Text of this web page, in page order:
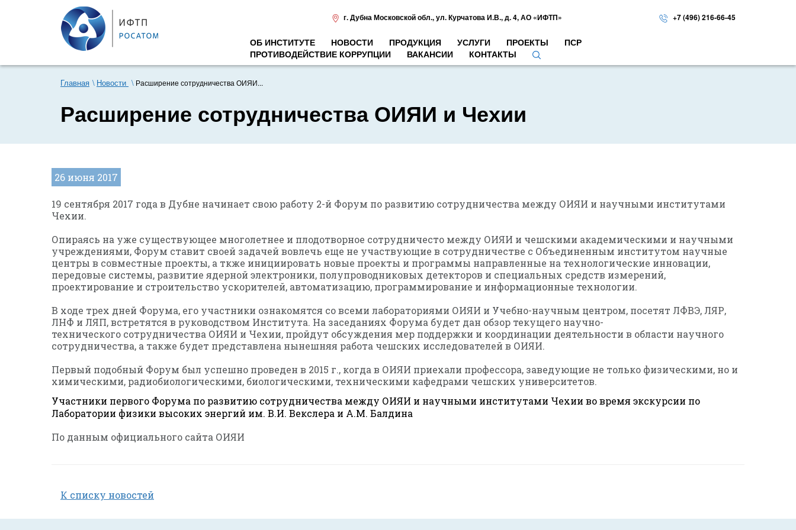
г. Дубна Московской обл.,ул. Курчатова И.В., д. 4,АО «ИФТП» +7 (496) 216-66-45
ОБ ИНСТИТУТЕ НОВОСТИ ПРОДУКЦИЯ УСЛУГИ ПРОЕКТЫ
ПСР
ПРОТИВОДЕЙСТВИЕ КОРРУПЦИИ
ВАКАНСИИ КОНТАКТЫ
Главная Новости Расширение сотрудничества ОИЯИ...
Расширение сотрудничества ОИЯИ и Чехии
26 июня 2017
19 сентября 2017 года в Дубне начинает свою работу 2-й Форум по развитию сотрудничества между ОИЯИ и научными институтами
Чехии.
Опираясь на уже существующее многолетнее и плодотворное сотрудничесто между ОИЯИ и чешскими академическими и научными
учреждениями, Форум ставит своей задачей вовлечь еще не участвующие в сотрудничестве с Объединенным институтом научные
центры в совместные проекты, а ткже инициировать новые проекты и программы направленные на технологические инновации,
передовые системы, развитие ядерной электроники, полупроводниковых детекторов и специальных средств измерений,
проектирование и строительство ускорителей, автоматизацию, программирование и информационные технологии.
В ходе трех дней Форума, его участники ознакомятся со всеми лабораториями ОИЯИ и Учебно-научным центром, посетят ЛФВЭ, ЛЯР,
ЛНФ и ЛЯП, встретятся в руководством Института. На заседаниях Форума будет дан обзор текущего научно-
технического сотрудничества ОИЯИ и Чехии, пройдут обсуждения мер поддержки и координации деятельности в области научного
сотрудничества, а также будет представлена нынешняя работа чешских исследователей в ОИЯИ.
Первый подобный Форум был успешно проведен в 2015 г., когда в ОИЯИ приехали профессора, заведующие не только физическими, но и
химическими, радиобиологическими, биологическими, техническими кафедрами чешских университетов.
Участники первого Форума по развитию сотрудничества между ОИЯИ и научными институтами Чехии во время экскурсии по
Лаборатории физики высоких энергий им. В.И. Векслера и А.М. Балдина
По данным официального сайта ОИЯИ
К списку новостей